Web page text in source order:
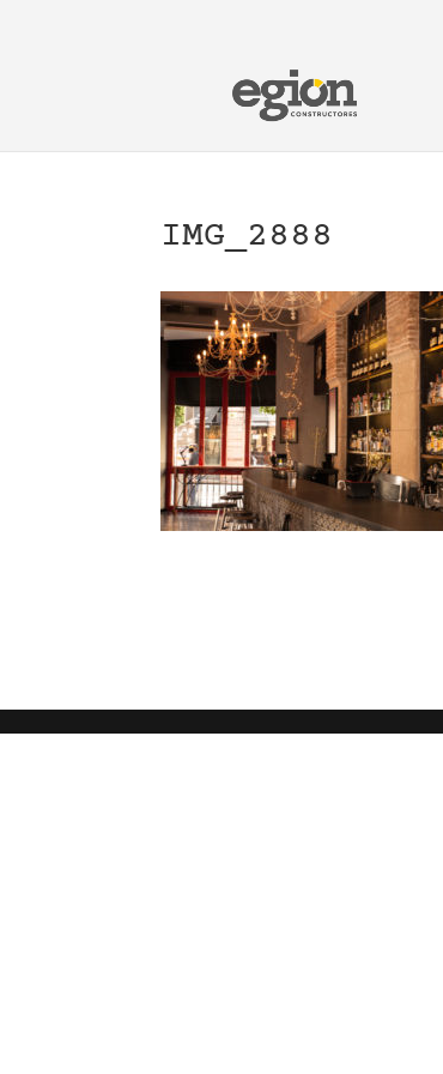
IMG_2888